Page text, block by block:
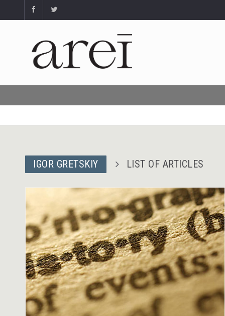
IGOR GRETSKIY LIST OF ARTICLES